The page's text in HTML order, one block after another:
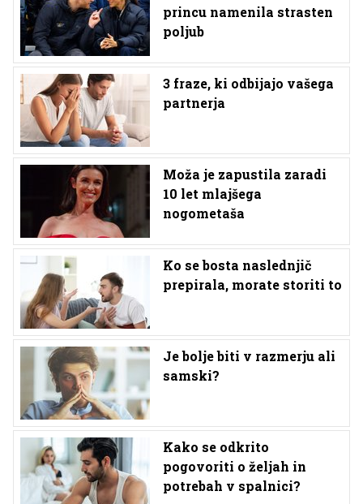
princu namenila strasten
poljub
3 fraze, ki odbijajo vašega
partnerja
Moža je zapustila zaradi
10 let mlajšega
nogometaša
Ko se bosta naslednjič
prepirala, morate storiti to
Je bolje biti v razmerju ali
samski?
Kako se odkrito
pogovoriti o željah in
potrebah v spalnici?